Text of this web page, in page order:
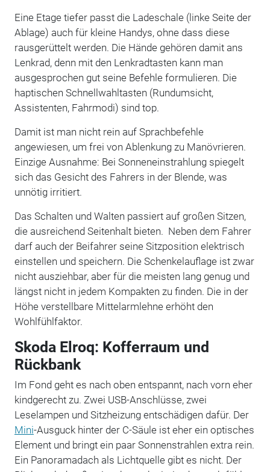
Eine Etage tiefer passt die Ladeschale (linke Seite der
Ablage) auch für kleine Handys, ohne dass diese
rausgerüttelt werden. Die Hände gehören damit ans
Lenkrad, denn mit den Lenkradtasten kann man
ausgesprochen gut seine Befehle formulieren. Die
haptischen Schnellwahltasten (Rundumsicht,
Assistenten, Fahrmodi) sind top.
Damit ist man nicht rein auf Sprachbefehle
angewiesen, um frei von Ablenkung zu Manövrieren.
Einzige Ausnahme: Bei Sonneneinstrahlung spiegelt
sich das Gesicht des Fahrers in der Blende, was
unnötig irritiert.
Das Schalten und Walten passiert auf großen Sitzen,
die ausreichend Seitenhalt bieten. Neben dem Fahrer
darf auch der Beifahrer seine Sitzposition elektrisch
einstellen und speichern. Die Schenkelauflage ist zwar
nicht ausziehbar, aber für die meisten lang genug und
längst nicht in jedem Kompakten zu finden. Die in der
Höhe verstellbare Mittelarmlehne erhöht den
Wohlfühlfaktor.
Skoda Elroq: Kofferraum und
Rückbank
Im Fond geht es nach oben entspannt, nach vorn eher
kindgerecht zu. Zwei USB-Anschlüsse, zwei
Leselampen und Sitzheizung entschädigen dafür. Der
Mini-Ausguck hinter der C-Säule ist eher ein optisches
Element und bringt ein paar Sonnenstrahlen extra rein.
Ein Panoramadach als Lichtquelle gibt es nicht. Der